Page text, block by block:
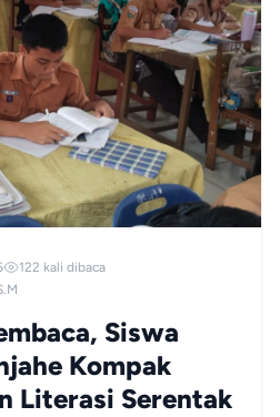
122 kali dibaca
Siswa
Kompak
Literasi Serentak